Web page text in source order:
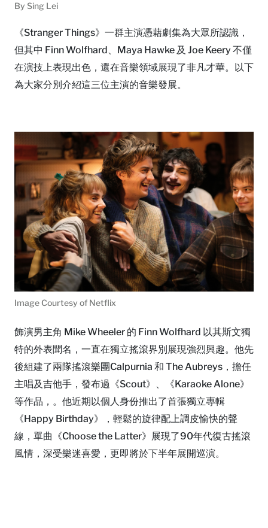
By Sing Lei
《Stranger Things》一群主演憑藉劇集為大眾所認識，
但其中 Finn Wolfhard、Maya Hawke 及 Joe Keery 不僅
在演技上表現出色，還在音樂領域展現了非凡才華。以下
為大家分別介紹這三位主演的音樂發展。
Image Courtesy of Netflix
飾演男主角 Mike Wheeler 的 Finn Wolfhard 以其斯文獨
特的外表聞名，一直在獨立搖滾界別展現強烈興趣。他先
後組建了兩隊搖滾樂團Calpurnia 和 The Aubreys，擔任
主唱及吉他手，發布過《Scout》、《Karaoke Alone》
等作品，。他近期以個人身份推出了首張獨立專輯
《Happy Birthday》，輕鬆的旋律配上調皮愉快的聲
線，單曲《Choose the Latter》展現了90年代復古搖滾
風情，深受樂迷喜愛，更即將於下半年展開巡演。